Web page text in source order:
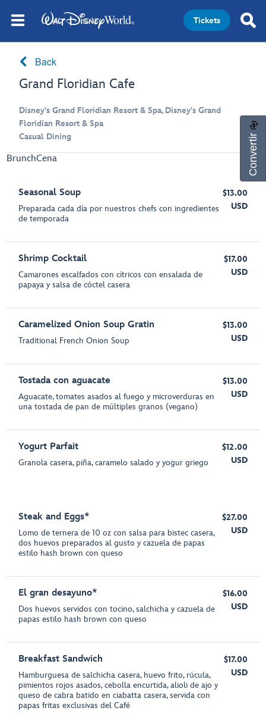
Tickets
Back
Grand Floridian Cafe
Disney's Grand Floridian Resort & Spa, Disney's Grand
Floridian Resort & Spa
Casual Dining
BrunchCena
Seasonal Soup
Preparada cada día por nuestros chefs con ingredientes
de temporada
$13.00
USD
Shrimp Cocktail
Camarones escalfados con cítricos con ensalada de
papaya y salsa de cóctel casera
$17.00
USD
Caramelized Onion Soup Gratin
Traditional French Onion Soup
$13.00
USD
Tostada con aguacate
Aguacate, tomates asados al fuego y microverduras en
una tostada de pan de múltiples granos (vegano)
$13.00
USD
Yogurt Parfait
Granola casera, piña, caramelo salado y yogur griego
$12.00
USD
Steak and Eggs*
Lomo de ternera de 10 oz con salsa para bistec casera,
dos huevos preparados al gusto y cazuela de papas
estilo hash brown con queso
$27.00
USD
El gran desayuno*
Dos huevos servidos con tocino, salchicha y cazuela de
papas estilo hash brown con queso
$16.00
USD
Breakfast Sandwich
Hamburguesa de salchicha casera, huevo frito, rúcula,
pimientos rojos asados, cebolla encurtida, alioli de ajo y
queso de cabra batido en ciabatta casera, servida con
papas fritas exclusivas del Café
$17.00
USD
Convertir